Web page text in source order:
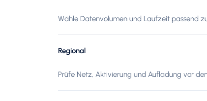
Wähle Datenvolumen und Laufzeit passend
Regional
Prüfe Netz, Aktivierung und Aufladung vor